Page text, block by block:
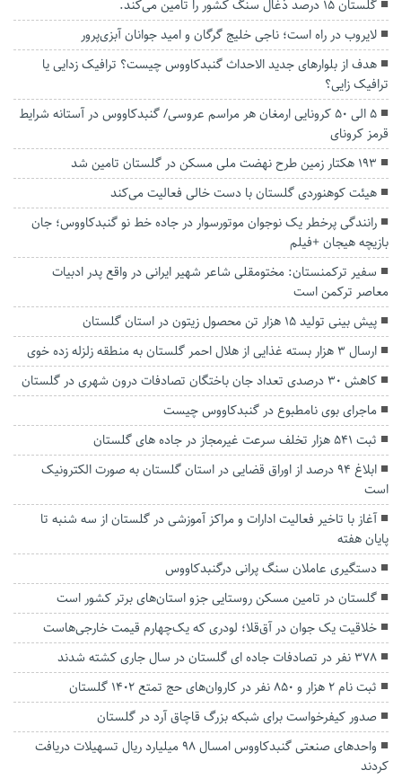
گلستان ۱۵ درصد ذغال سنگ کشور را تامین می‌کند.
لایروب در راه است؛ ناجی خلیج گرگان و امید جوانان آبزی‌پرور
هدف از بلوارهای جدید الاحداث گنبدکاووس چیست؟ ترافیک زدایی یا
ترافیک زایی؟
5 الی 50 کرونایی ارمغان هر مراسم عروسی/ گنبدکاووس در آستانه شرایط
قرمز کرونای
۱۹۳ هکتار زمین طرح نهضت ملی مسکن در گلستان تامین شد
هیئت کوهنوردی گلستان با دست خالی فعالیت می‌کند
رانندگی پرخطر یک نوجوان موتورسوار در جاده خط نو گنبدکاووس؛ جان
بازیچه هیجان +فیلم
سفیر ترکمنستان: مختومقلی شاعر شهیر ایرانی در واقع پدر ادبیات
معاصر ترکمن است
پیش بینی تولید ۱۵ هزار تن محصول زیتون در استان گلستان
ارسال ۳ هزار بسته غذایی از هلال احمر گلستان به منطقه زلزله زده خوی
کاهش ۳۰ درصدی تعداد جان باختگان تصادفات درون شهری در گلستان
ماجرای بوی نامطبوع در گنبدکاووس چیست
ثبت ۵۴۱ هزار تخلف سرعت غیرمجاز در جاده های گلستان
ابلاغ ۹۴ درصد از اوراق قضایی در استان گلستان به صورت الکترونیک
است
آغاز با تاخیر فعالیت ادارات و مراکز آموزشی در گلستان از سه شنبه تا
پایان هفته
دستگیری عاملان سنگ پرانی درگنبدکاووس
گلستان در تامین مسکن روستایی جزو استان‌های برتر کشور است
خلاقیت یک جوان در آق‌قلا؛ لودری که یک‌چهارم قیمت خارجی‌هاست
۳۷۸ نفر در تصادفات جاده ای گلستان در سال جاری کشته شدند
ثبت نام ۲ هزار و ۸۵۰ نفر در کاروان‌های حج تمتع ۱۴۰۲ گلستان
صدور کیفرخواست برای شبکه بزرگ قاچاق آرد در گلستان
واحدهای صنعتی گنبدکاووس امسال ۹۸ میلیارد ریال تسهیلات دریافت
کردند